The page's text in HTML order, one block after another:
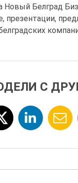
Новый Белград
презентации,
С